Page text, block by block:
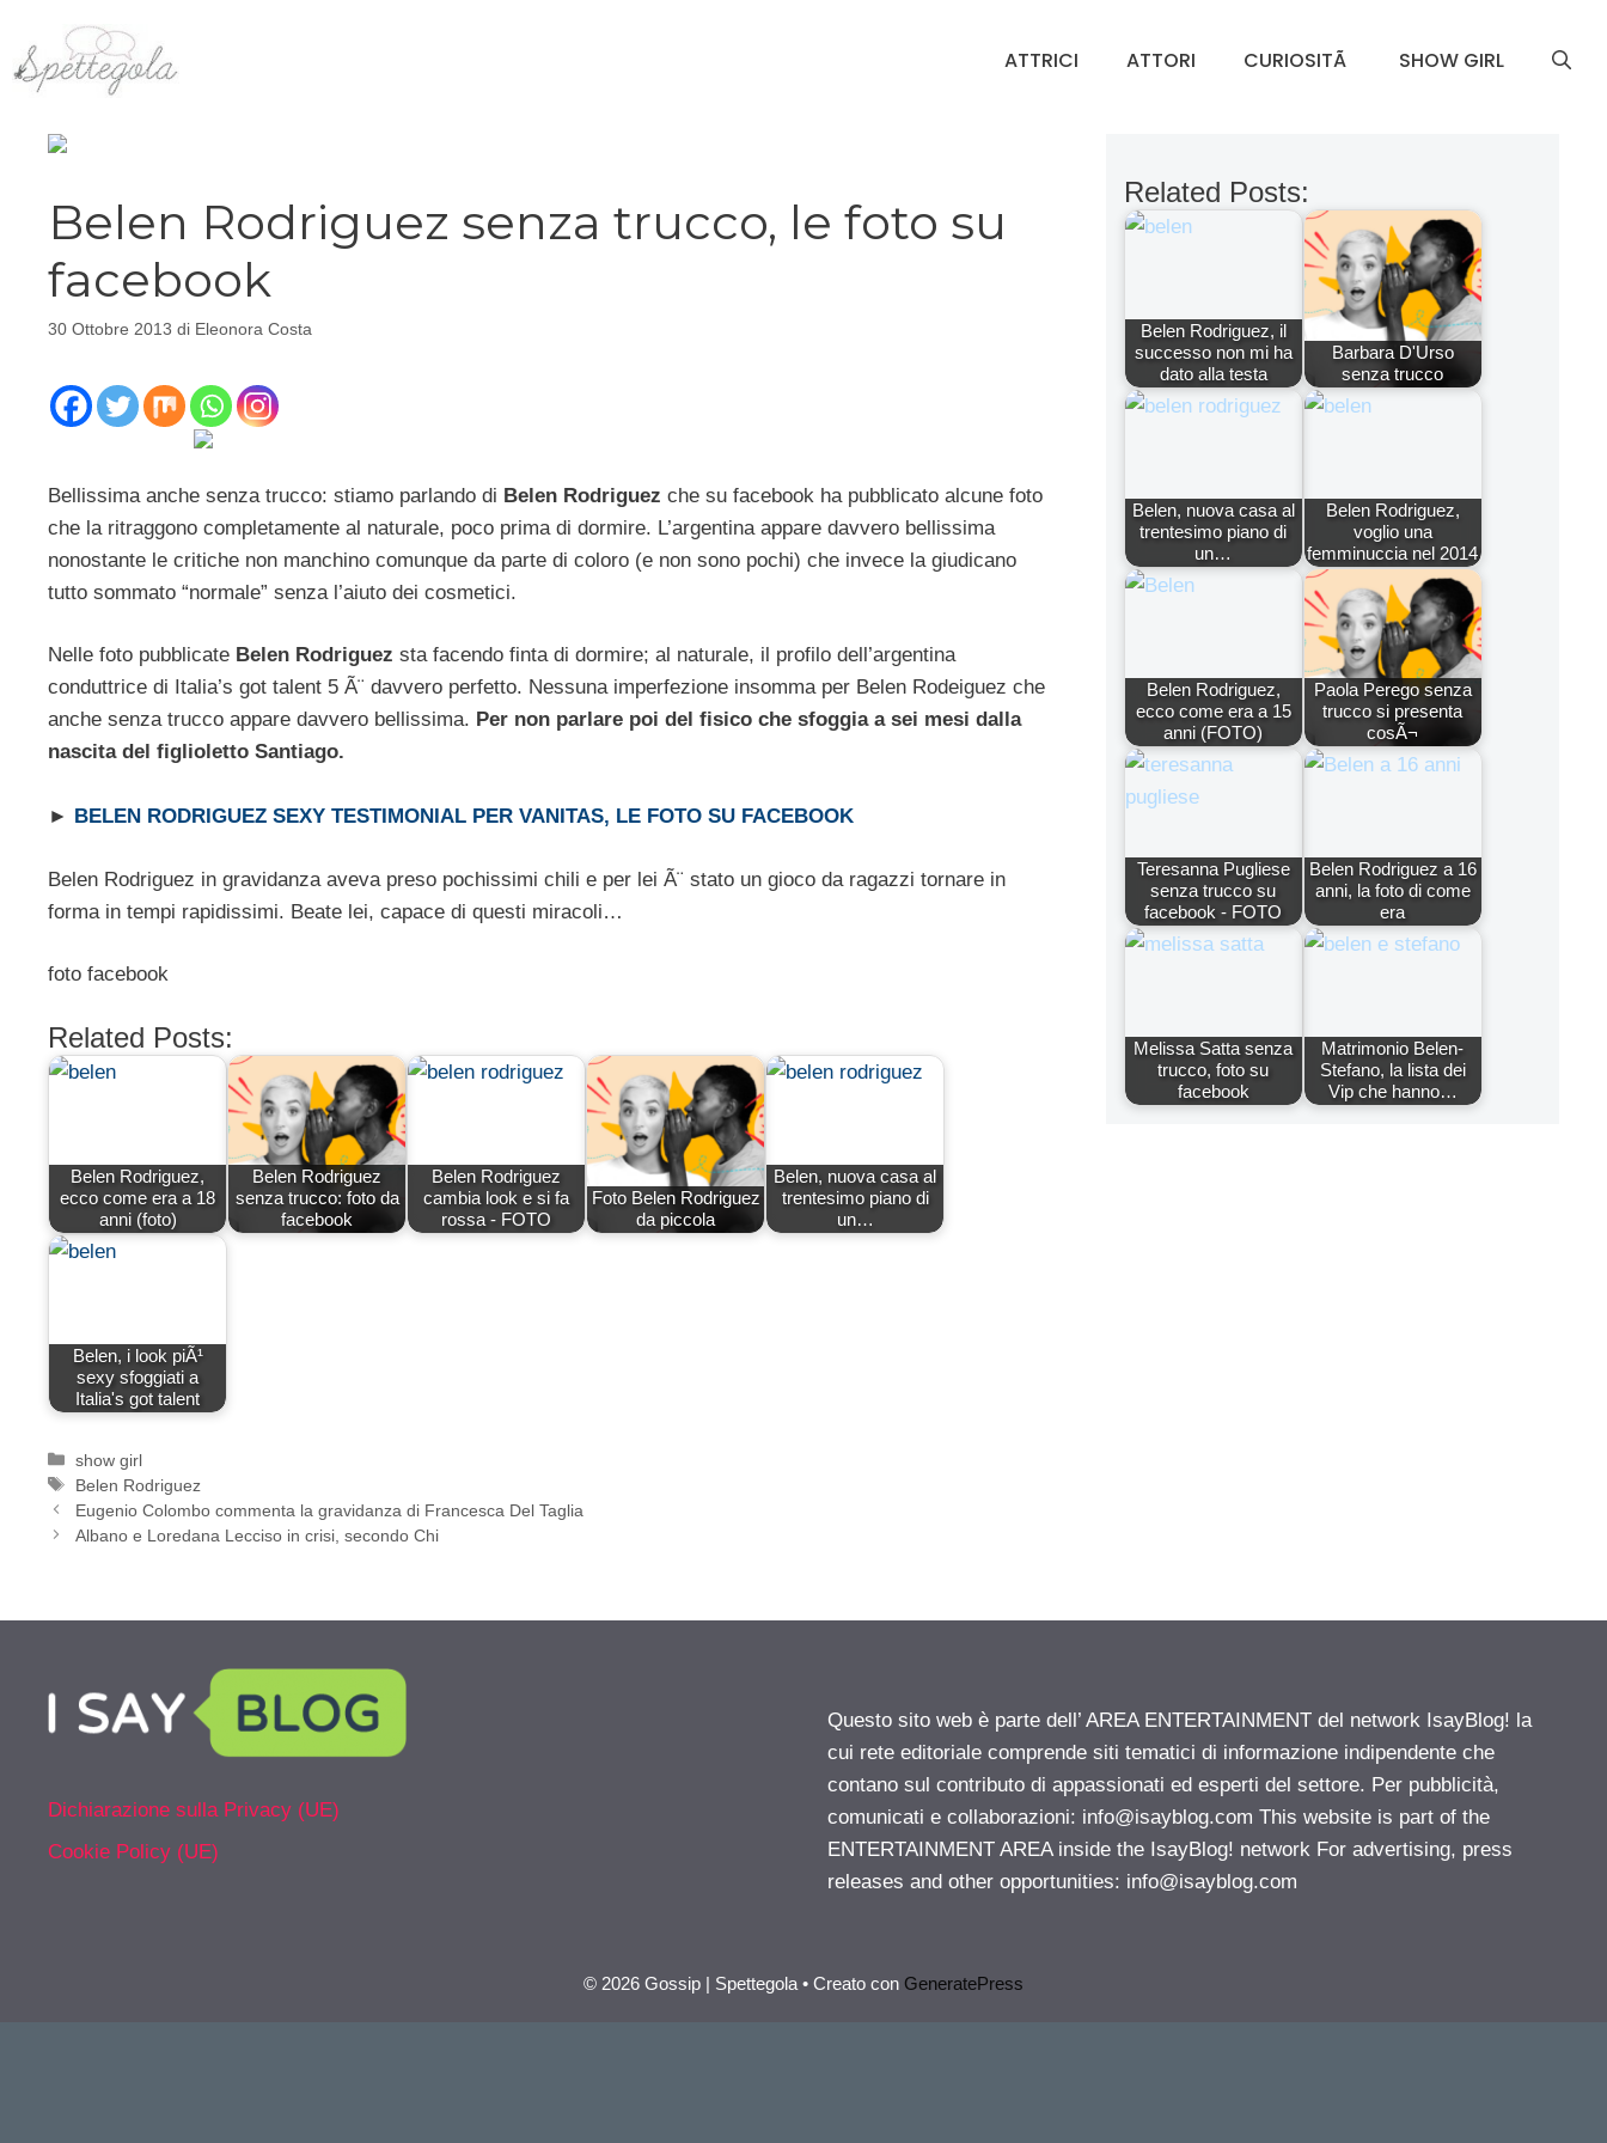
contenuto
ATTRICI ATTORI CURIOSITÃ SHOW GIRL
Belen Rodriguez senza trucco, le foto su
facebook
30 Ottobre 2013 di Eleonora Costa
Bellissima anche senza trucco: stiamo parlando di Belen Rodriguez che su facebook ha pubblicato alcune foto
che la ritraggono completamente al naturale, poco prima di dormire. L’argentina appare davvero bellissima
nonostante le critiche non manchino comunque da parte di coloro (e non sono pochi) che invece la giudicano
tutto sommato “normale” senza l’aiuto dei cosmetici.
Nelle foto pubblicate Belen Rodriguez sta facendo finta di dormire; al naturale, il profilo dell’argentina
conduttrice di Italia’s got talent 5 Ã¨ davvero perfetto. Nessuna imperfezione insomma per Belen Rodeiguez che
anche senza trucco appare davvero bellissima. Per non parlare poi del fisico che sfoggia a sei mesi dalla
nascita del figlioletto Santiago.
► BELEN RODRIGUEZ SEXY TESTIMONIAL PER VANITAS, LE FOTO SU FACEBOOK
Belen Rodriguez in gravidanza aveva preso pochissimi chili e per lei Ã¨ stato un gioco da ragazzi tornare in
forma in tempi rapidissimi. Beate lei, capace di questi miracoli…
foto facebook
Related Posts:
Belen Rodriguez,
ecco come era a 18
anni (foto)
Belen Rodriguez
senza trucco: foto da
facebook
Belen Rodriguez
cambia look e si fa
rossa - FOTO
Foto Belen Rodriguez
da piccola
Belen, nuova casa al
trentesimo piano di
un…
Belen, i look piÃ¹
sexy sfoggiati a
Italia's got talent
Categorie
show girl
Tag
Belen Rodriguez
Eugenio Colombo commenta la gravidanza di Francesca Del Taglia
Albano e Loredana Lecciso in crisi, secondo Chi
Related Posts:
Belen Rodriguez, il
successo non mi ha
dato alla testa
Barbara D'Urso
senza trucco
Belen, nuova casa al
trentesimo piano di
un…
Belen Rodriguez,
voglio una
femminuccia nel 2014
Belen Rodriguez,
ecco come era a 15
anni (FOTO)
Paola Perego senza
trucco si presenta
cosÃ¬
Teresanna Pugliese
senza trucco su
facebook - FOTO
Belen Rodriguez a 16
anni, la foto di come
era
Melissa Satta senza
trucco, foto su
facebook
Matrimonio Belen-
Stefano, la lista dei
Vip che hanno…
Dichiarazione sulla Privacy (UE)
Cookie Policy (UE)
Questo sito web è parte dell’ AREA ENTERTAINMENT del network IsayBlog! la
cui rete editoriale comprende siti tematici di informazione indipendente che
contano sul contributo di appassionati ed esperti del settore. Per pubblicità,
comunicati e collaborazioni: info@isayblog.com This website is part of the
ENTERTAINMENT AREA inside the IsayBlog! network For advertising, press
releases and other opportunities: info@isayblog.com
© 2026 Gossip | Spettegola • Creato con GeneratePress